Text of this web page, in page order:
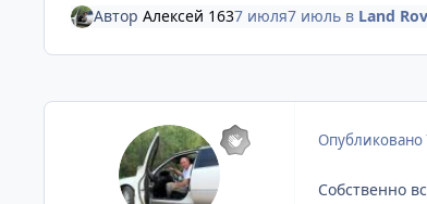
Автор Алексей 1637 июля7 июльв Land
Опубликовано
Собственно